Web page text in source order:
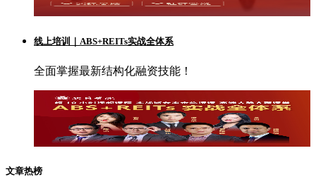
线上培训｜ABS+REITs实战全体系
全面掌握最新结构化融资技能！
文章热榜